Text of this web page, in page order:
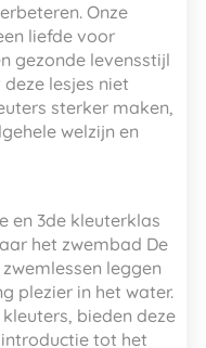
Onze
liefde voor
gezonde levensstijl
lesjes niet
sterker maken,
welzijn en
en 3de kleuterklas
het zwembad De
leggen
plezier in het water.
bieden deze
tot het